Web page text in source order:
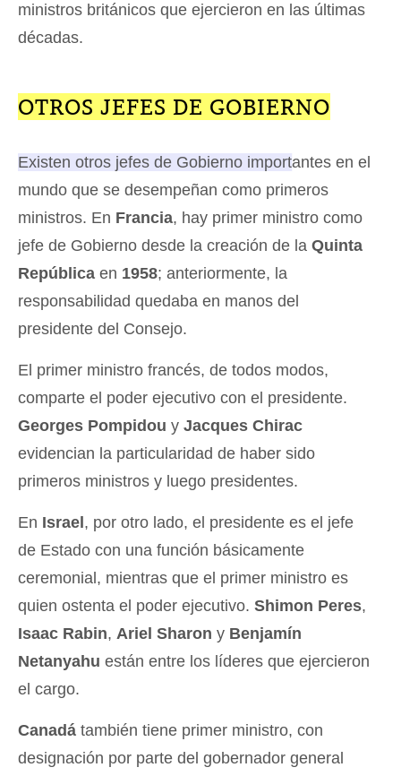
ministros británicos que ejercieron en las últimas
décadas.
OTROS JEFES DE GOBIERNO
Existen otros jefes de Gobierno importantes en el
mundo que se desempeñan como primeros
ministros. En Francia, hay primer ministro como
jefe de Gobierno desde la creación de la Quinta
República en 1958; anteriormente, la
responsabilidad quedaba en manos del
presidente del Consejo.
El primer ministro francés, de todos modos,
comparte el poder ejecutivo con el presidente.
Georges Pompidou y Jacques Chirac
evidencian la particularidad de haber sido
primeros ministros y luego presidentes.
En Israel , por otro lado, el presidente es el jefe
de Estado con una función básicamente
ceremonial, mientras que el primer ministro es
quien ostenta el poder ejecutivo. Shimon Peres,
Isaac Rabin, Ariel Sharon y Benjamín
Netanyahu están entre los líderes que ejercieron
el cargo.
Canadá también tiene primer ministro, con
designación por parte del gobernador general